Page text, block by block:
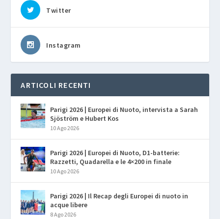
Twitter
Instagram
ARTICOLI RECENTI
Parigi 2026 | Europei di Nuoto, intervista a Sarah
Sjöström e Hubert Kos
10 Ago 2026
Parigi 2026 | Europei di Nuoto, D1-batterie:
Razzetti, Quadarella e le 4×200 in finale
10 Ago 2026
Parigi 2026 | Il Recap degli Europei di nuoto in
acque libere
8 Ago 2026